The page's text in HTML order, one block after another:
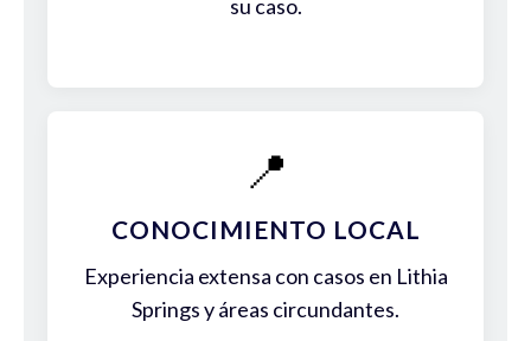
su caso.
📍
CONOCIMIENTO LOCAL
Experiencia extensa con casos en Lithia
Springs y áreas circundantes.